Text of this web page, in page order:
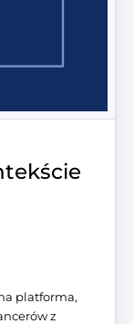
platforma,
z